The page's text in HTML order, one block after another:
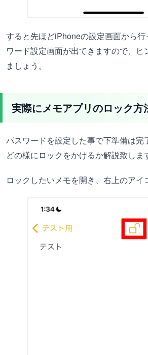
すると先ほどiPhoneの設定画面から
ワード設定画面が出てきますので、ヒ
ましょう。
実際にメモアプリのロック方
パスワードを設定した事で下準備は完
どの様にロックをかけるか解説致しま
ロックしたいメモを開き、右上のアイ